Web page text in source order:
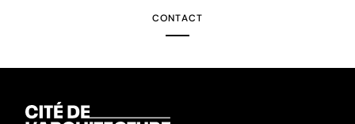
CONTACT